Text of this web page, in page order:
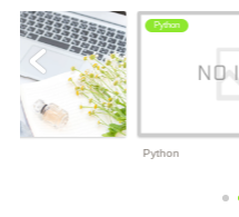
Python
Python